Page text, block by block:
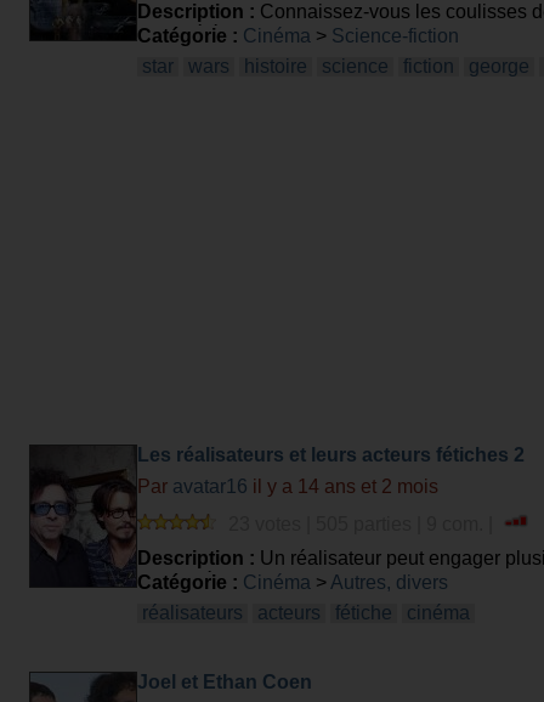
Description : Connaissez-vous les coulisses
la société ? Testez vos connaissances sur
son succès à ses débuts ...
Catégorie : Cinéma > Science-fiction
star
wars histoire science fiction george
Les réalisateurs et leurs acteurs fétiches 2
Par avatar16 il y a 14 ans et 2 mois
Description : Un réalisateur peut engager
la deuxième fois, vous serez capable
Catégorie : Cinéma > Autres, divers
réalisateurs
acteurs fétiche cinéma
Joel et Ethan Coen